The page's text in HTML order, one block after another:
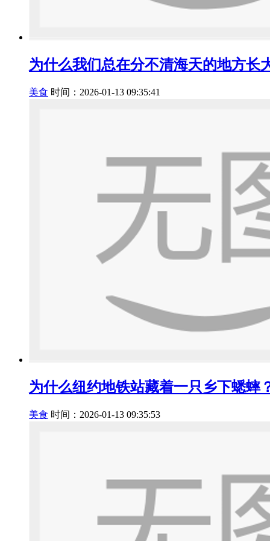
为什么我们总在分不清海天的地方长
美食 时间：2026-01-13 09:35:41
为什么纽约地铁站藏着一只乡下蟋蟀
美食 时间：2026-01-13 09:35:53